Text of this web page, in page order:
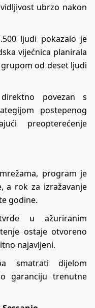
ubrzo nakon
ljudi pokazalo je
vijećnica planirala
od deset ljudi
povezan s
postepenog
preopterećenje
program je
a rok za izražavanje
godine.
u ažuriranim
ostaje otvoreno
najavljeni.
smatrati dijelom
garanciju trenutne